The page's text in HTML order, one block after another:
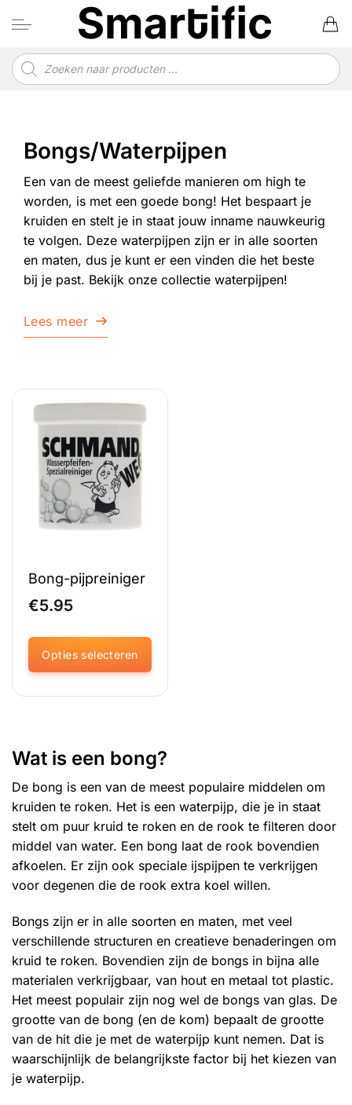
naar
Producten
zoeken
Bongs/Waterpijpen
Een van de meest geliefde manieren om high te
worden, is met een goede bong! Het bespaart je
kruiden en stelt je in staat jouw inname nauwkeurig
te volgen. Deze waterpijpen zijn er in alle soorten
en maten, dus je kunt er een vinden die het beste
bij je past. Bekijk onze collectie waterpijpen!
Lees meer
Bong-pijpreiniger
€5.95
Opties selecteren
Dit
product
Deze
kan
gekozen
worden
op
de
productpagina
Wat is een bong?
De bong is een van de meest populaire middelen om
kruiden te roken. Het is een waterpijp, die je in staat
stelt om puur kruid te roken en de rook te filteren door
middel van water. Een bong laat de rook bovendien
afkoelen. Er zijn ook speciale ijspijpen te verkrijgen
voor degenen die de rook extra koel willen.
Bongs zijn er in alle soorten en maten, met veel
verschillende structuren en creatieve benaderingen om
kruid te roken. Bovendien zijn de bongs in bijna alle
materialen verkrijgbaar, van hout en metaal tot plastic.
Het meest populair zijn nog wel de bongs van glas. De
grootte van de bong (en de kom) bepaalt de grootte
van de hit die je met de waterpijp kunt nemen. Dat is
waarschijnlijk de belangrijkste factor bij het kiezen van
je waterpijp.